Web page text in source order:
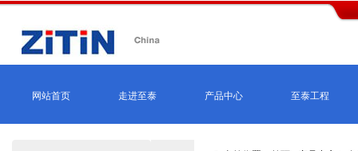
网站首页 走进至泰 产品中心 至泰工程